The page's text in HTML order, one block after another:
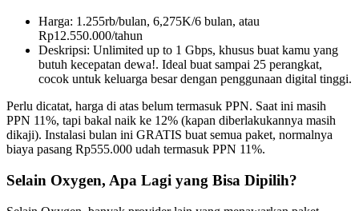
Harga: 1.255rb/bulan, 6,275K/6 bulan, atau
Rp12.550.000/tahun
Deskripsi: Unlimited up to 1 Gbps, khusus buat kamu yang
butuh kecepatan dewa!. Ideal buat sampai 25 perangkat,
cocok untuk keluarga besar dengan penggunaan digital tinggi.
Perlu dicatat, harga di atas belum termasuk PPN. Saat ini masih
PPN 11%, tapi bakal naik ke 12% (kapan diberlakukannya masih
dikaji). Instalasi bulan ini GRATIS buat semua paket, normalnya
biaya pasang Rp555.000 udah termasuk PPN 11%.
Selain Oxygen, Apa Lagi yang Bisa Dipilih?